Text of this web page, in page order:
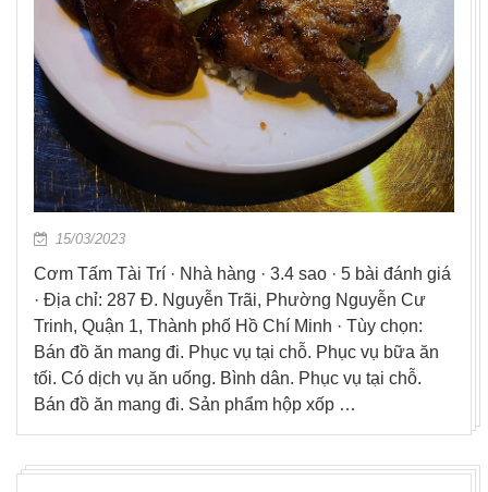
15/03/2023
Cơm Tấm Tài Trí · Nhà hàng · 3.4 sao · 5 bài đánh giá
· Địa chỉ: 287 Đ. Nguyễn Trãi, Phường Nguyễn Cư
Trinh, Quận 1, Thành phố Hồ Chí Minh · Tùy chọn:
Bán đồ ăn mang đi. Phục vụ tại chỗ. Phục vụ bữa ăn
tối. Có dịch vụ ăn uống. Bình dân. Phục vụ tại chỗ.
Bán đồ ăn mang đi. Sản phẩm hộp xốp …